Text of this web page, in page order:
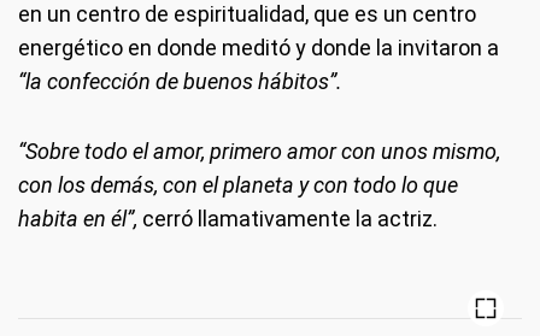
en un centro de espiritualidad, que es un centro
energético en donde meditó y donde la invitaron a
“la confección de buenos hábitos”.
“Sobre todo el amor, primero amor con unos mismo,
con los demás, con el planeta y con todo lo que
habita en él”, cerró llamativamente la actriz.